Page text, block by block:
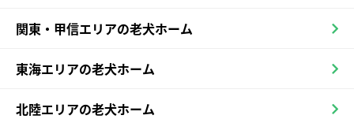
関東・甲信エリアの老犬ホーム
東海エリアの老犬ホーム
北陸エリアの老犬ホーム